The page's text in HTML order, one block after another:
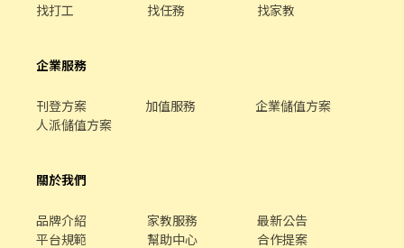
找打工 找任務 找家教
企業服務
刊登方案 加值服務
企業儲值方案
人派儲值方案
關於我們
品牌介紹 家教服務
最新公告
平台規範
幫助中心 合作提案